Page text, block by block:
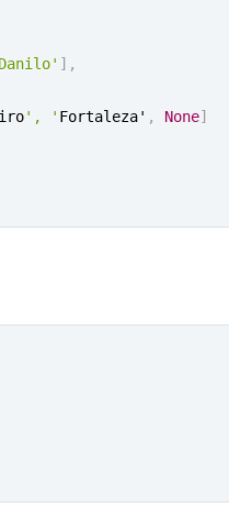
] ,
', ' Fortaleza' , None]